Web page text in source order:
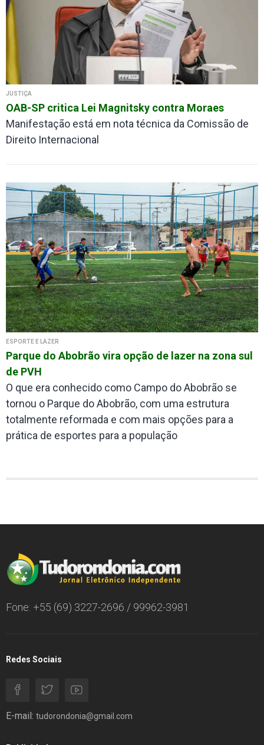
JUSTIÇA
OAB-SP critica Lei Magnitsky contra Moraes
Manifestação está em nota técnica da Comissão de
Direito Internacional
ESPORTE E LAZER
Parque do Abobrão vira opção de lazer na zona sul
de PVH
O que era conhecido como Campo do Abobrão se
tornou o Parque do Abobrão, com uma estrutura
totalmente reformada e com mais opções para a
prática de esportes para a população
Fone: +55 (69) 3227-2696 / 99962-3981
Redes Sociais
E-mail: tudorondonia@gmail.com